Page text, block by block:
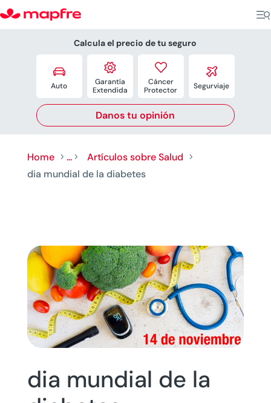
Calcula el precio de tu seguro

Auto

Garantía
Extendida

Cáncer
Protector

Segurviaje
Danos tu opinión
Home 5 ... 5 Artículos sobre Salud 5
dia mundial de la diabetes
dia mundial de la